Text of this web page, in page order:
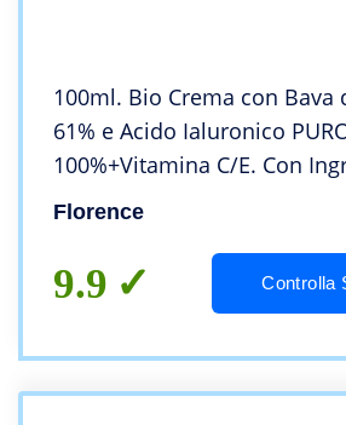
100ml. Bio Crema con Bava
61% e Acido Ialuronico
100%+Vitamina C/E. Con
Nota Azione Antietà,
Occhi. Made in Italy
Florence
9.9 Controlla